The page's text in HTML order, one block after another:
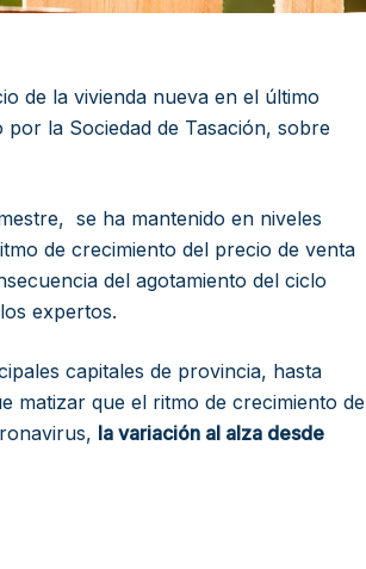
de la vivienda nueva en el último
la Sociedad de Tasación, sobre
se ha mantenido en niveles
de crecimiento del precio de venta
del agotamiento del ciclo
expertos.
capitales de provincia, hasta
matizar que el ritmo de crecimiento de
la variación al alza desde